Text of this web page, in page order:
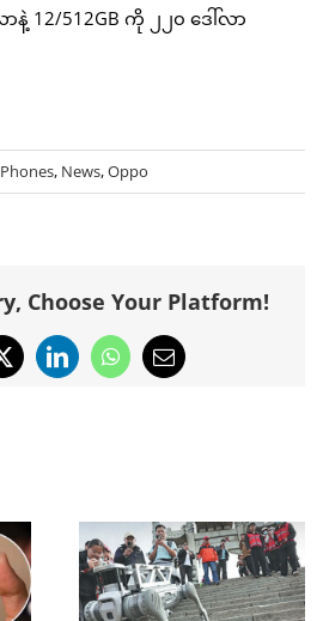
နဲ့ 12/512GB ကို ၂၂၀ ဒေါ်လာ
, News,Oppo
Choose Your Platform!
X LinkedInWhatsApp
Email